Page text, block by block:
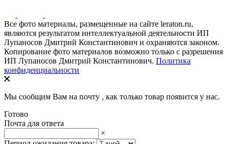
Все фото материалы, размещенные на сайте leraton.ru,
являются результатом интеллектуальной деятельности ИП
Лупаносов Дмитрий Константинович и охраняются законом.
Копирование фото материалов возможно только с разрешения
ИП Лупаносов Дмитрий Константинович. Политика
конфиденциальности
Мы сообщим Вам на почту , как только товар появится у нас.
Готово
Почта для ответа
×